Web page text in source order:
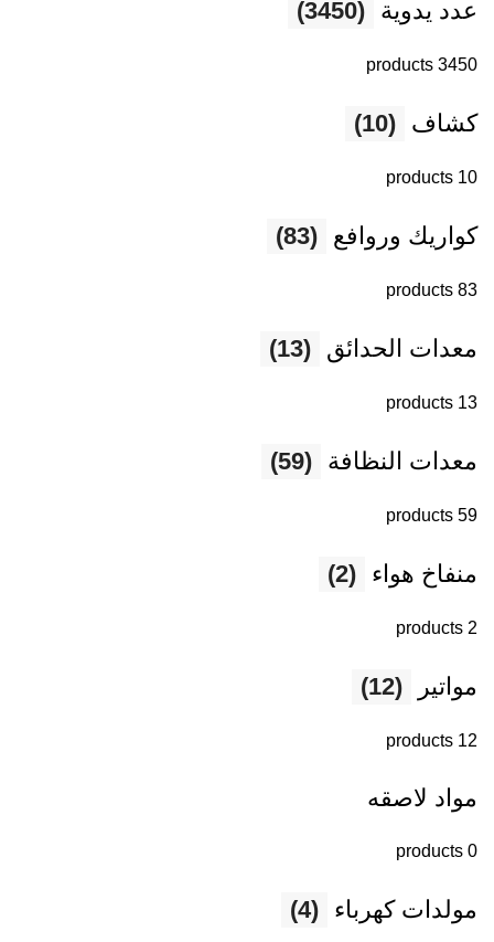
عدد يدوية (3450)
3450 products
كشاف (10)
10 products
كواريك وروافع (83)
83 products
معدات الحدائق (13)
13 products
معدات النظافة (59)
59 products
منفاخ هواء (2)
2 products
مواتير (12)
12 products
مواد لاصقه
0 products
مولدات كهرباء (4)